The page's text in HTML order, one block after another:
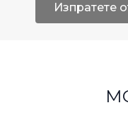
Изпратете